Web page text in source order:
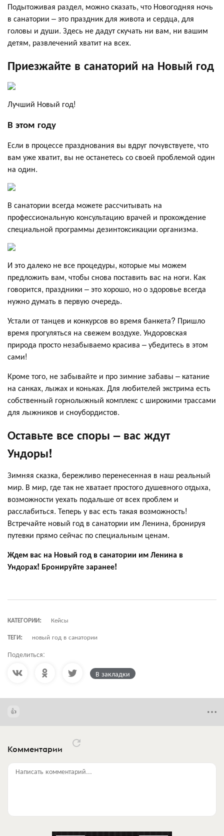
Подытоживая раздел, можно сказать, что Новогодняя ночь
в санатории – это праздник для живота и сердца, для
головы и души. Здесь не дадут скучать ни вам, ни вашим
детям, развлечений хватит на всех.
Приезжайте в санаторий на Новый год
Лучший Новый год!
В этом году
Если в процессе празднования вы вдруг почувствуете, что
вам уже хватит, вы не останетесь со своей проблемой один
на один.
В санатории всегда можете рассчитывать на
профессиональную консультацию врачей и прохождение
специальной программы дезинтоксикации организма.
И это далеко не все процедуры, которые мы можем
предложить вам, чтобы снова поставить вас на ноги. Как
говорится, праздники – это хорошо, но о здоровье всегда
нужно думать в первую очередь.
Устали от танцев и конкурсов во время банкета? Пришло
время прогуляться на свежем воздухе. Ундоровская
природа просто незабываемо красива – убедитесь в этом
сами!
Кроме того, не забывайте и про зимние забавы – катание
на санках, лыжах и коньках. Для любителей экстрима есть
собственный горнолыжный комплекс с широкими трассами
для лыжников и сноубордистов.
Оставьте все споры – вас ждут
Ундоры!
Зимняя сказка, бережливо перенесенная в наш реальный
мир. В мир, где так не хватает простого душевного отдыха,
возможности уехать подальше от всех проблем и
расслабиться. Теперь у вас есть такая возможность!
Встречайте новый год в санатории им Ленина, бронируя
путевки прямо сейчас по специальным ценам.
Ждем вас на Новый год в санатории им Ленина в
Ундорах! Бронируйте заранее!
КАТЕГОРИИ:
Кейсы
ТЕГИ:
новый год в санатории
Поделиться:
В закладки
Комментарии
Написать комментарий...